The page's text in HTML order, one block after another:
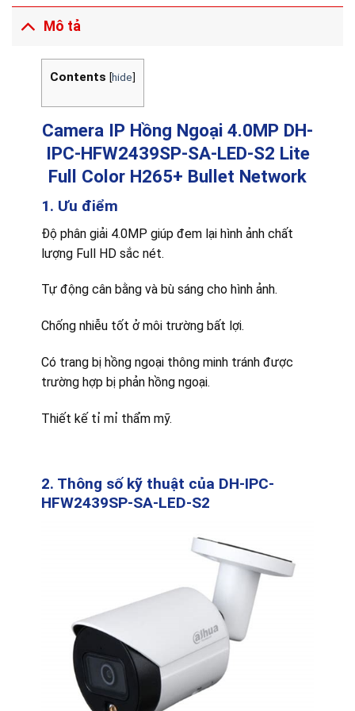
Mô tả
Contents [hide]
Camera IP Hồng Ngoại 4.0MP DH-
IPC-HFW2439SP-SA-LED-S2 Lite
Full Color H265+ Bullet Network
1. Ưu điểm
Độ phân giải 4.0MP giúp đem lại hình ảnh chất
lượng Full HD sắc nét.
Tự động cân bằng và bù sáng cho hình ảnh.
Chống nhiễu tốt ở môi trường bất lợi.
Có trang bị hồng ngoại thông minh tránh được
trường hợp bị phản hồng ngoại.
Thiết kế tỉ mỉ thẩm mỹ.
2. Thông số kỹ thuật của DH-IPC-
HFW2439SP-SA-LED-S2